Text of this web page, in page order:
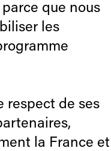
que nous
les
respect de ses
la France et